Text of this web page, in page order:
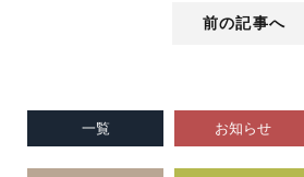
前の記事へ
一覧 お知らせ